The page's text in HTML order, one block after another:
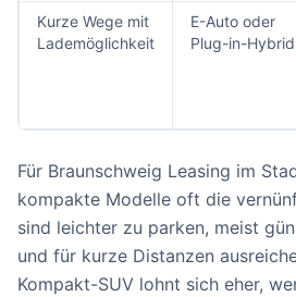
Kurze Wege mit
Lademöglichkeit
E-Auto oder
Plug-in-Hybrid
Für Braunschweig Leasing im
kompakte Modelle oft die
sind leichter zu parken, meist
und für kurze Distanzen
Kompakt-SUV lohnt sich eher,